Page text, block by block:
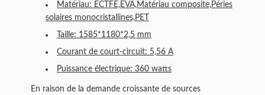
Matériau: ECTFE,EVA,Matériau composite,Péries
solaires monocristallines,PET
Taille: 1585*1180*2,5 mm
Courant de court-circuit: 5,56 A
Puissance électrique: 360 watts
En raison de la demande croissante de sources